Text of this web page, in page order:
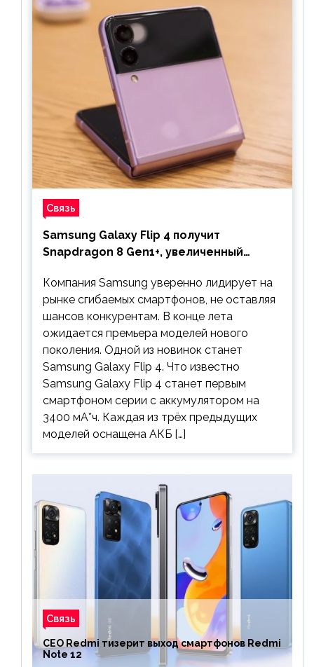
Связь
Samsung Galaxy Flip 4 получит
Snapdragon 8 Gen1+, увеличенный
предшественника
Компания Samsung уверенно лидирует на
рынке сгибаемых смартфонов, не оставляя
шансов конкурентам. В конце лета
ожидается премьера моделей нового
поколения. Одной из новинок станет
Samsung Galaxy Flip 4. Что известно
Samsung Galaxy Flip 4 станет первым
смартфоном серии с аккумулятором на
3400 мА*ч. Каждая из трёх предыдущих
моделей оснащена АКБ […]
Связь
CEO Redmi тизерит выход смартфонов Redmi
Note 12